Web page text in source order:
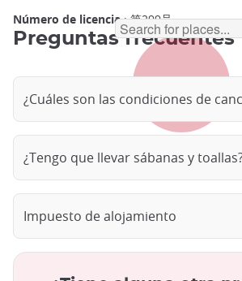
Número de licencia: 第299号
Preguntas frecuentes
¿Cuáles son las condiciones de
¿Tengo que llevar sábanas y
Impuesto de alojamiento